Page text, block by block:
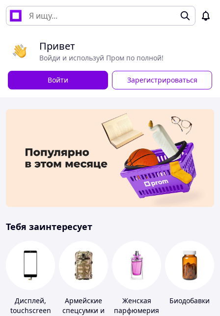
Привет
Войди и используй Пром по полной!
Войти Зарегистрироваться
Тебя заинтересует
Дисплей,
touchscreen
Армейские
спецсумки и
Женская
парфюмерия
Биодобавки